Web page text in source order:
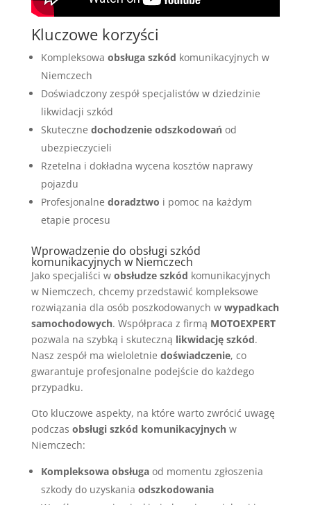
Kluczowe korzyści
Kompleksowa obsługa szkód komunikacyjnych w
Niemczech
Doświadczony zespół specjalistów w dziedzinie
likwidacji szkód
Skuteczne dochodzenie odszkodowańod
ubezpieczycieli
Rzetelna i dokładna wycena kosztów naprawy
pojazdu
Profesjonalne doradztwo i pomoc na każdym
etapie procesu
Wprowadzenie do obsługi szkód
komunikacyjnych w Niemczech
Jako specjaliści w obsłudze szkód komunikacyjnych
w Niemczech, chcemy przedstawić kompleksowe
rozwiązania dla osób poszkodowanych w wypadkach
samochodowych. Współpraca z firmą MOTOEXPERT
pozwala na szybką i skuteczną likwidację szkód.
Nasz zespół ma wieloletnie doświadczenie, co
gwarantuje profesjonalne podejście do każdego
przypadku.
Oto kluczowe aspekty, na które warto zwrócić uwagę
podczas obsługi szkód komunikacyjnychw
Niemczech:
Kompleksowa obsługaod momentu zgłoszenia
szkody do uzyskania odszkodowania